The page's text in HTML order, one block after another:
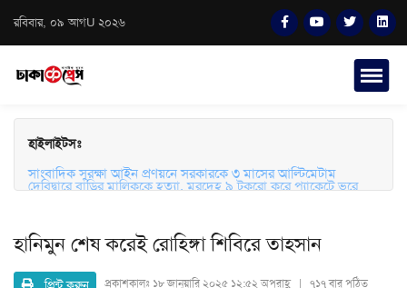
রবিবার, ০৯ আগU ২০২৬
হাইলাইটসঃ
সাংবাদিক সুরক্ষা আইন প্রণয়নে সরকারকে ৩ মাসের আল্টিমেটাম
হানিমুন শেষ করেই রোহিঙ্গা শিবিরে তাহসান
প্রিন্ট করুন প্রকাশকালঃ ১৮ জানুয়ারি ২০২৫ ১২:৫২ অপরাহ্ণ | ৭১৭ বার পঠিত